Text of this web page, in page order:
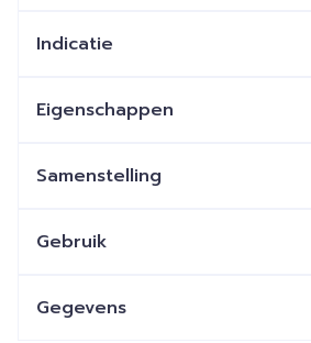
Indicatie
Eigenschappen
Samenstelling
Gebruik
Gegevens